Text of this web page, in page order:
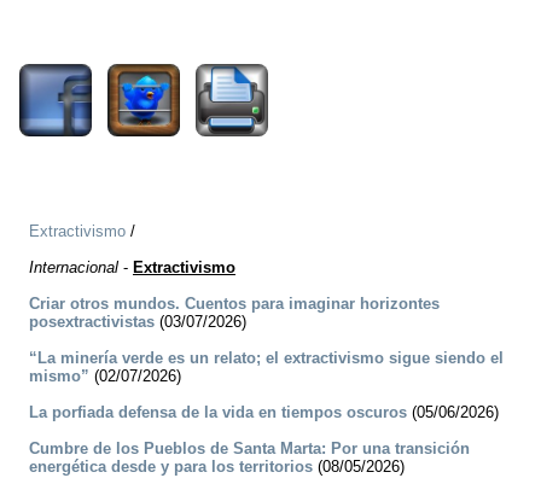
Extractivismo /
Internacional - Extractivismo
Criar otros mundos. Cuentos para imaginar horizontes
posextractivistas (03/07/2026)
“La minería verde es un relato; el extractivismo sigue siendo el
mismo” (02/07/2026)
La porfiada defensa de la vida en tiempos oscuros (05/06/2026)
Cumbre de los Pueblos de Santa Marta: Por una transición
energética desde y para los territorios (08/05/2026)